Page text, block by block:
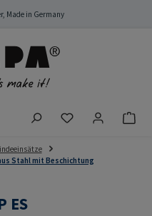
Made in Germany
Du hast 0
Stahl mit Beschichtung
ES